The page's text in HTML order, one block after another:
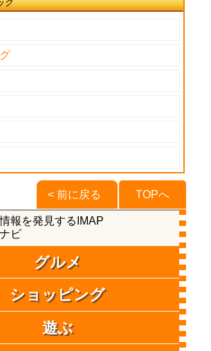
ク
TOPへ
< 前に戻る
報を発見するIMAP
ビ
グルメ
ショッピング
遊ぶ